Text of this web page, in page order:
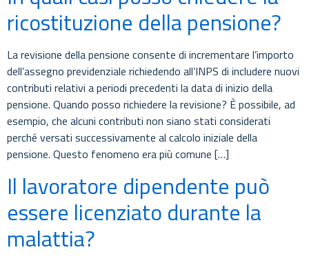
ricostituzione della pensione?
La revisione della pensione consente di incrementare l’importo
dell’assegno previdenziale richiedendo all’INPS di includere nuovi
contributi relativi a periodi precedenti la data di inizio della
pensione. Quando posso richiedere la revisione? È possibile, ad
esempio, che alcuni contributi non siano stati considerati
perché versati successivamente al calcolo iniziale della
pensione. Questo fenomeno era più comune […]
Il lavoratore dipendente può
essere licenziato durante la
malattia?